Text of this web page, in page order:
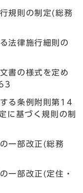
規則の制定(総務
法律施行細則の
書の様式を定め
る条例附則第14
に基づく規則の制
一部改正(総務
一部改正(定住・